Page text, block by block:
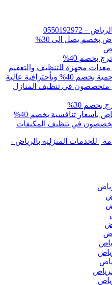
بخصم يصل الى 30%
40%
مجهزة للتنظيف والتعقيم
عالية
متخصصون في تنظيف المنازل
30%
بأسعار تنافسية بخصم 40%
في تنظيف المكيفات
| للخدمات المنزلية بالرياض -